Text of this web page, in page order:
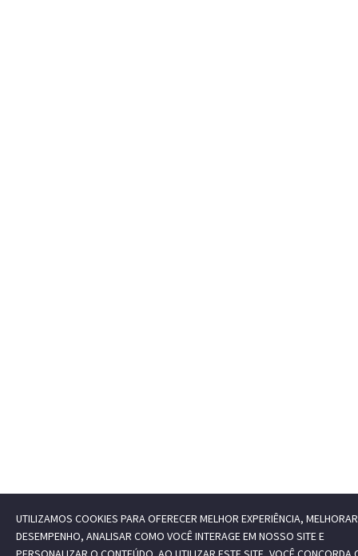
UTILIZAMOS COOKIES PARA OFERECER MELHOR EXPERIÊNCIA,
DESEMPENHO, ANALISAR COMO VOCÊ INTERAGE EM NOSSO SITE E